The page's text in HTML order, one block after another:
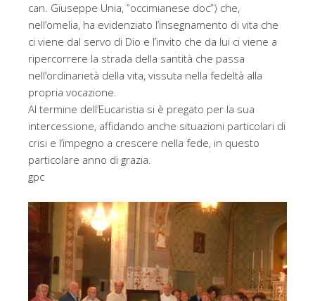
can. Giuseppe Unia, ”occimianese doc”) che,
nell’omelia, ha evidenziato l’insegnamento di vita che
ci viene dal servo di Dio e l’invito che da lui ci viene a
ripercorrere la strada della santità che passa
nell’ordinarietà della vita, vissuta nella fedeltà alla
propria vocazione.
Al termine dell’Eucaristia si è pregato per la sua
intercessione, affidando anche situazioni particolari di
crisi e l’impegno a crescere nella fede, in questo
particolare anno di grazia.
gpc